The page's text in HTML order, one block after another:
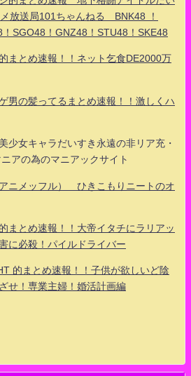
放送局101ちゃんねる BNK48 ！
SGO48！GNZ48！STU48！SKE48
まとめ速報！！ネット乞食DE2000万
男の髪ってるまとめ速報！！激しくハ
少女キャラだいすき永遠の非リア充・
アの為のマニアックサイト
ニメッフル） ひきこもりニートのオ
まとめ速報！！大帝イタチにラリアッ
に必殺！パイルドライバー
的まとめ速報！！子供が欲しいど陰
せ！専業主婦！婚活計画編